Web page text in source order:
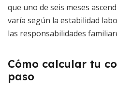
que uno de seis meses
varía según la estabilidad
las responsabilidades
Cómo calcular tu
paso